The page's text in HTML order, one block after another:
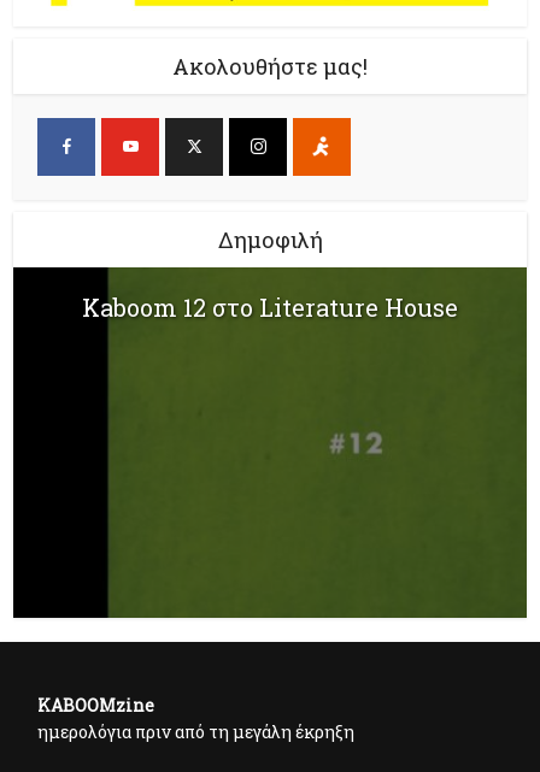
Ακολουθήστε μας!
Δημοφιλή
Kaboom 12 στο Literature House
KABOOMzine
ημερολόγια πριν από τη μεγάλη έκρηξη